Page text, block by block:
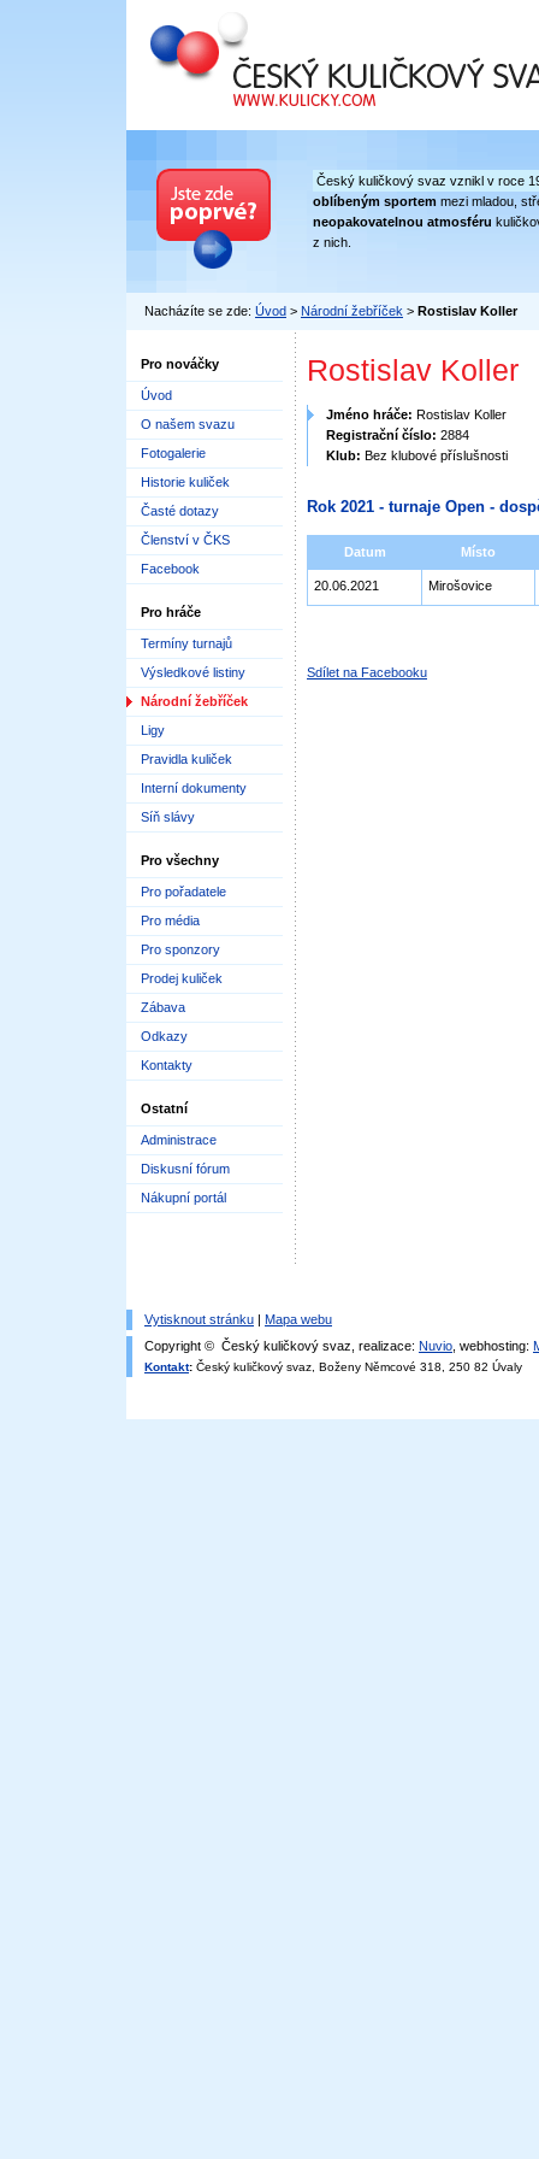
Český kuličkový svaz
Český kuličkový svaz vznikl v roce
oblíbeným sportem mezi mladou,
neopakovatelnou atmosféru
z nich.
Nacházíte se zde: Úvod > Národní žebříček > Rostislav Koller
Pro nováčky
Úvod
O našem svazu
Fotogalerie
Historie kuliček
Časté dotazy
Členství v ČKS
Facebook
Pro hráče
Termíny turnajů
Výsledkové listiny
Národní žebříček
Ligy
Pravidla kuliček
Interní dokumenty
Síň slávy
Pro všechny
Pro pořadatele
Pro média
Pro sponzory
Prodej kuliček
Zábava
Odkazy
Kontakty
Ostatní
Administrace
Diskusní fórum
Nákupní portál
Rostislav Koller
Jméno hráče: Rostislav Koller
Registrační číslo: 2884
Klub: Bez klubové příslušnosti
Rok 2021 - turnaje Open -
Datum Místo
20.06.2021 Mirošovice
Sdílet na Facebooku
Vytisknout stránku | Mapa webu
Copyright © Český kuličkový svaz, realizace: Nuvio , webhosting:
Kontakt: Český kuličkový svaz, Boženy Němcové 318, 250 82 Úvaly